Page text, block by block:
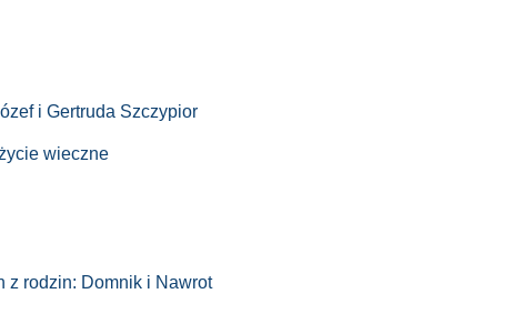
i Gertruda Szczypior
wieczne
z rodzin: Domnik i Nawrot